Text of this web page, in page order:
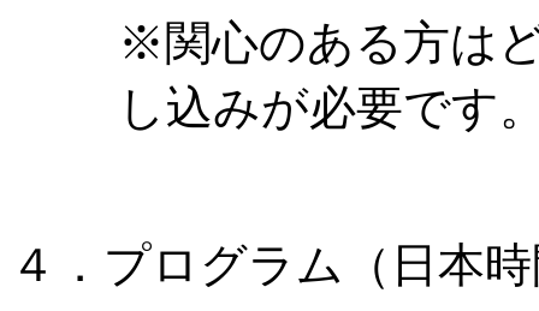
※関心のある方は
し込みが必要です
４．プログラム（日本